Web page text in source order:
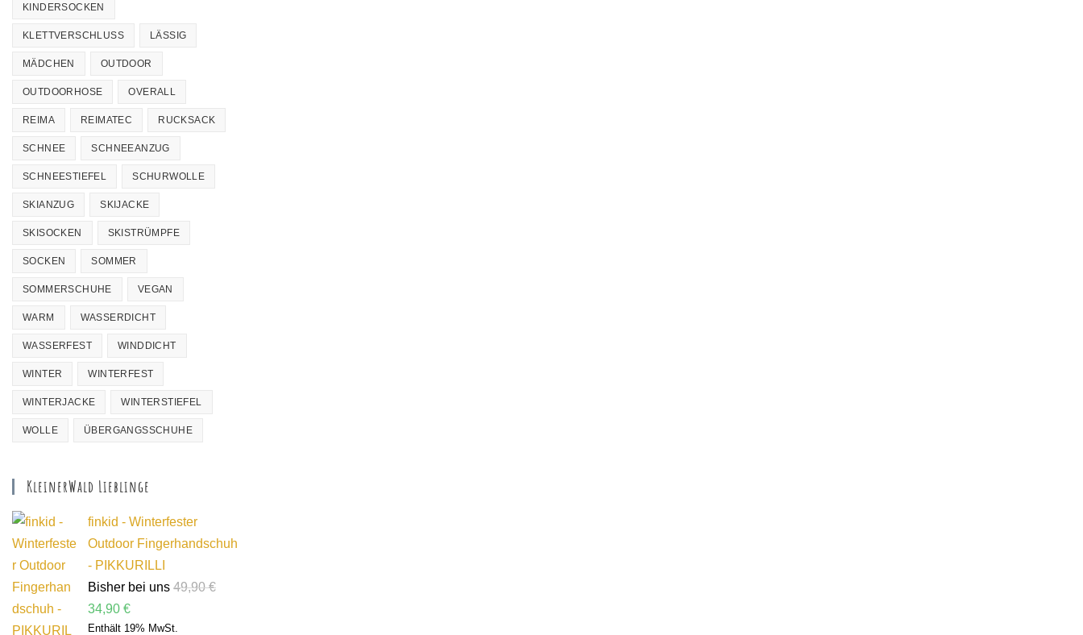
KINDERSOCKEN
KLETTVERSCHLUSS LÄSSIG
MÄDCHEN OUTDOOR
OUTDOORHOSE OVERALL
REIMA REIMATEC RUCKSACK
SCHNEE SCHNEEANZUG
SCHNEESTIEFEL SCHURWOLLE
SKIANZUG SKIJACKE
SKISOCKEN SKISTRÜMPFE
SOCKEN SOMMER
SOMMERSCHUHE VEGAN
WARM WASSERDICHT
WASSERFEST WINDDICHT
WINTER WINTERFEST
WINTERJACKE WINTERSTIEFEL
WOLLE ÜBERGANGSSCHUHE
KleinerWald Lieblinge
finkid - Winterfester
Outdoor Fingerhandschuh
- PIKKURILLI
Bisher bei uns 49,90€
34,90 €
Enthält 19% MwSt.